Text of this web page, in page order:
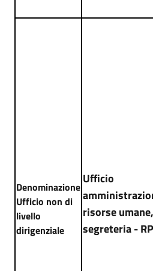
Denominazione
Ufficio non di
livello
dirigenziale
Ufficio
risorse umane,
segreteria -